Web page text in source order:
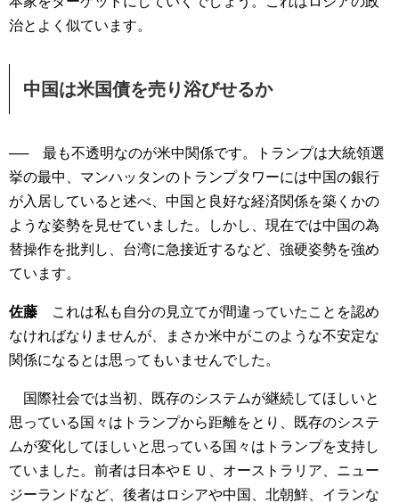
治とよく似ています。
中国は米国債を売り浴びせるか
── 最も不透明なのが米中関係です。トランプは大統領選
挙の最中、マンハッタンのトランプタワーには中国の銀行
が入居していると述べ、中国と良好な経済関係を築くかの
ような姿勢を見せていました。しかし、現在では中国の為
替操作を批判し、台湾に急接近するなど、強硬姿勢を強め
ています。
佐藤 これは私も自分の見立てが間違っていたことを認め
なければなりませんが、まさか米中がこのような不安定な
関係になるとは思ってもいませんでした。
国際社会では当初、既存のシステムが継続してほしいと
思っている国々はトランプから距離をとり、既存のシステ
ムが変化してほしいと思っている国々はトランプを支持し
ていました。前者は日本やＥＵ、オーストラリア、ニュー
ジーランドなど、後者はロシアや中国、北朝鮮、イランな